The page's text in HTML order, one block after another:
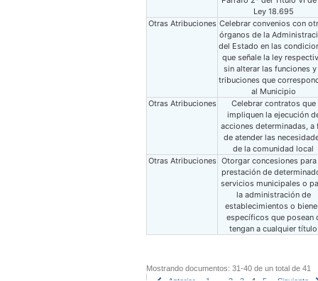
Ley 18.695
Otras Atribuciones Celebrar convenios con
órganos de la
del Estado en las
que señale la ley
sin alterar las funciones y
tribuciones que
al Municipio
Otras Atribuciones
Celebrar contratos que
impliquen la ejecución
acciones determinadas, a
de atender las
de la comunidad local
Otras Atribuciones Otorgar concesiones para
prestación de
servicios municipales o
la administración de
establecimientos o
específicos que posean
tengan a cualquier título
Mostrando documentos: 31-40 de un total de 41